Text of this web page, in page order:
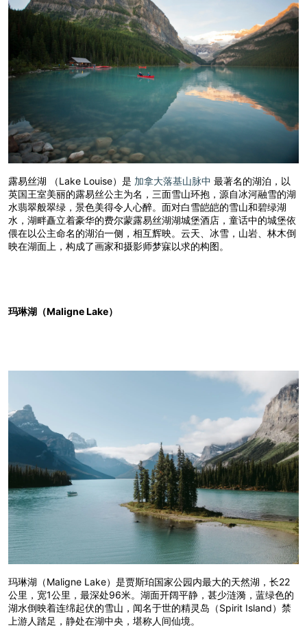
露易丝湖 （Lake Louise）是 加拿大落基山脉中 最著名的湖泊，以
英国王室美丽的露易丝公主为名，三面雪山环抱，源自冰河融雪的湖
水翡翠般翠绿，景色美得令人心醉。面对白雪皑皑的雪山和碧绿湖
水，湖畔矗立着豪华的费尔蒙露易丝湖湖城堡酒店，童话中的城堡依
偎在以公主命名的湖泊一侧，相互辉映。云天、冰雪，山岩、林木倒
映在湖面上，构成了画家和摄影师梦寐以求的构图。
玛琳湖（Maligne Lake）
玛琳湖（Maligne Lake）是贾斯珀国家公园内最大的天然湖，长22
公里，宽1公里，最深处96米。湖面开阔平静，甚少涟漪，蓝绿色的
湖水倒映着连绵起伏的雪山，闻名于世的精灵岛（Spirit Island）禁
上游人踏足，静处在湖中央，堪称人间仙境。